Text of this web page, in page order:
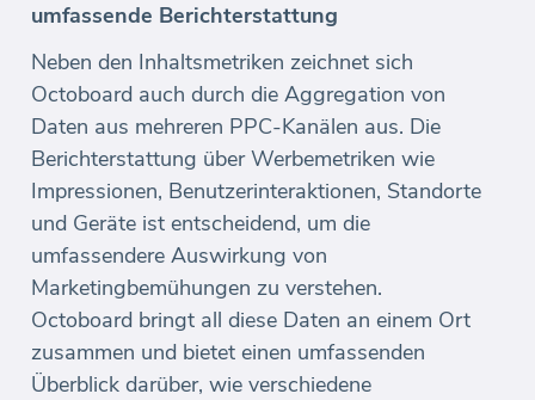
umfassende Berichterstattung
Neben den Inhaltsmetriken zeichnet sich
Octoboard auch durch die Aggregation von
Daten aus mehreren PPC-Kanälen aus. Die
Berichterstattung über Werbemetriken wie
Impressionen, Benutzerinteraktionen, Standorte
und Geräte ist entscheidend, um die
umfassendere Auswirkung von
Marketingbemühungen zu verstehen.
Octoboard bringt all diese Daten an einem Ort
zusammen und bietet einen umfassenden
Überblick darüber, wie verschiedene